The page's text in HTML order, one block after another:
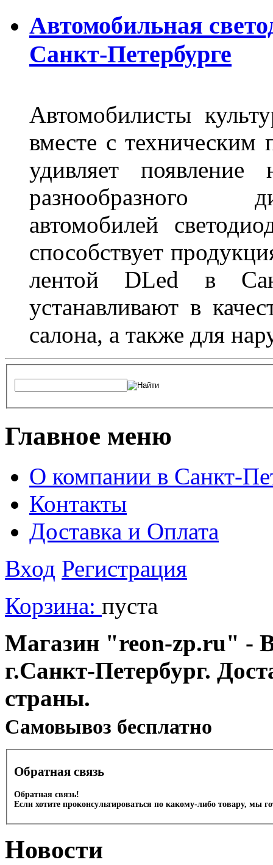
Автомобильная
Санкт-Петербурге
Автомобилисты
вместе с техническим
удивляет
разнообразного
автомобилей
способствует
лентой DLed в
устанавливают в
салона, а также для
Главное меню
О компании в Санкт-
Контакты
Доставка и Оплата
Вход Регистрация
Корзина: пуста
Магазин "reon-zp.ru" -
г.Санкт-Петербург.
страны.
Cамовывоз бесплатно
Обратная связь
Обратная связь!
Если хотите проконсультироваться по какому-либо товару, мы
Новости